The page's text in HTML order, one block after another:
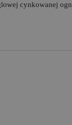
cynkowanej